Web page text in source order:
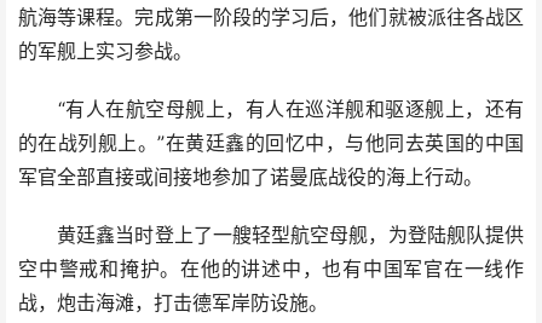
航海等课程。完成第一阶段的学习后，他们就被派往各战区
的军舰上实习参战。
“有人在航空母舰上，有人在巡洋舰和驱逐舰上，还有
的在战列舰上。”在黄廷鑫的回忆中，与他同去英国的中国
军官全部直接或间接地参加了诺曼底战役的海上行动。
黄廷鑫当时登上了一艘轻型航空母舰，为登陆舰队提供
空中警戒和掩护。在他的讲述中，也有中国军官在一线作
战，炮击海滩，打击德军岸防设施。